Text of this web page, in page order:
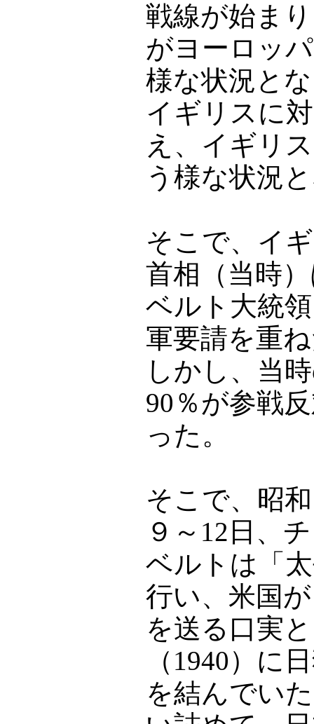
戦線が始ま
がヨーロッ
様な状況と
イギリスに
え、イギリ
う様な状況
そこで、イ
首相（当時
ベルト大統
軍要請を重
しかし、当
90％が参戦
った。
そこで、昭
９～12日、
ベルトは「
行い、米国
を送る口実
（1940）に
を結んでい